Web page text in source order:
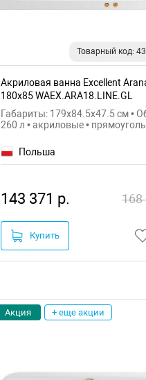
Товарный код:
Акриловая ванна Excellent
180x85 WAEX.ARA18.LINE.GL
Габариты: 179x84.5x47.5 см •
260 л • акриловые •
Польша
143 371 р. 168
Купить
Акция + еще акции